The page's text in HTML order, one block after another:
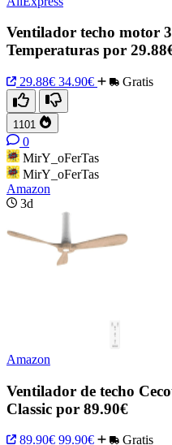
Ventilador techo motor
Temperaturas por
29.88€ 34.90€ Gratis
1101
0
MirY_oFerTas
MirY_oFerTas
Amazon
3d
Amazon
Ventilador de techo
Classic por 89.90€
89.90€ 99.90€ Gratis